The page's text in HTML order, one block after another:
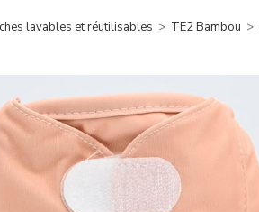
lavables et réutilisables > TE2 Bambou >